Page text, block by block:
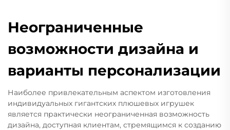
Неограниченные
возможности дизайна и
варианты персонализации
Наиболее привлекательным аспектом изготовления
индивидуальных гигантских плюшевых игрушек
является практически неограниченная возможность
дизайна, доступная клиентам, стремящимся к созданию